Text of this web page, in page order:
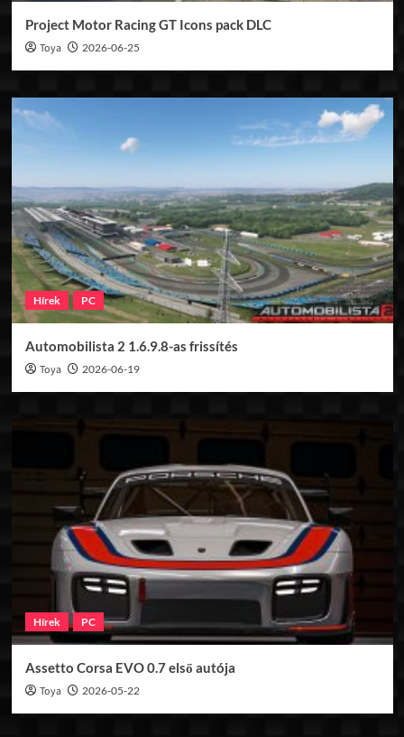
Project Motor Racing GT Icons pack DLC
Toya 2026-06-25
Hírek PC
Automobilista 2 1.6.9.8-as frissítés
Toya 2026-06-19
Hírek PC
Assetto Corsa EVO 0.7 első autója
Toya 2026-05-22